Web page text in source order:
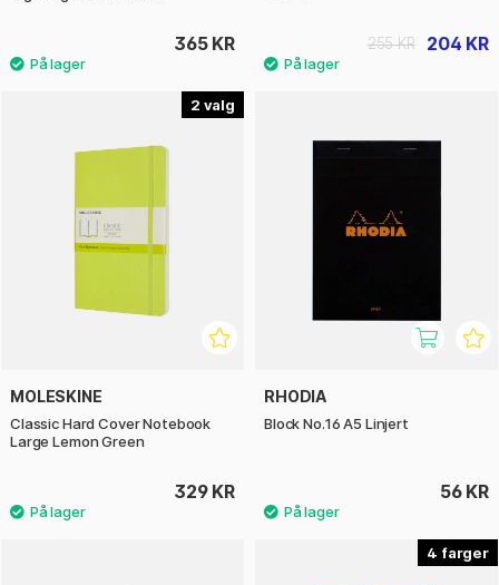
365 KR 204 KR
255 KR
2
MOLESKINE
Classic Hard Cover Notebook
Large Lemon Green
329 KR
RHODIA
Block No.16 A5 Linjert
56 KR
4